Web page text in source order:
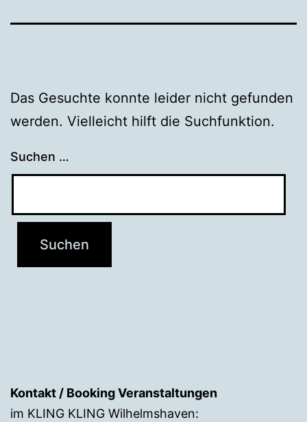
Das Gesuchte konnte leider nicht gefunden
werden. Vielleicht hilft die Suchfunktion.
Suchen …
Kontakt / Booking Veranstaltungen
im KLING KLING Wilhelmshaven: